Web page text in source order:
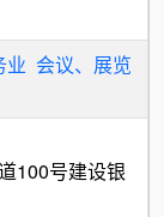
业 会议、展览
100号建设银